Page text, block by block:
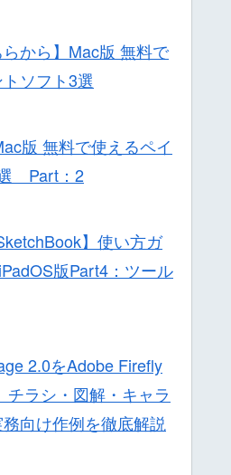
らから】Mac版 無料で
ソフト3選
版 無料で使えるペイ
Part：2
】使い方ガ
版Part4：ツール
2.0をAdobe Firefly
チラシ・図解・キャラ
向け作例を徹底解説